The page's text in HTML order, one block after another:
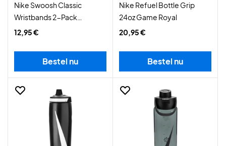
Nike Swoosh Classic
Wristbands 2-Pack
Black/White
12,95 €
Bestel nu
Nike Refuel Bottle Grip
24oz Game Royal
20,95 €
Bestel nu